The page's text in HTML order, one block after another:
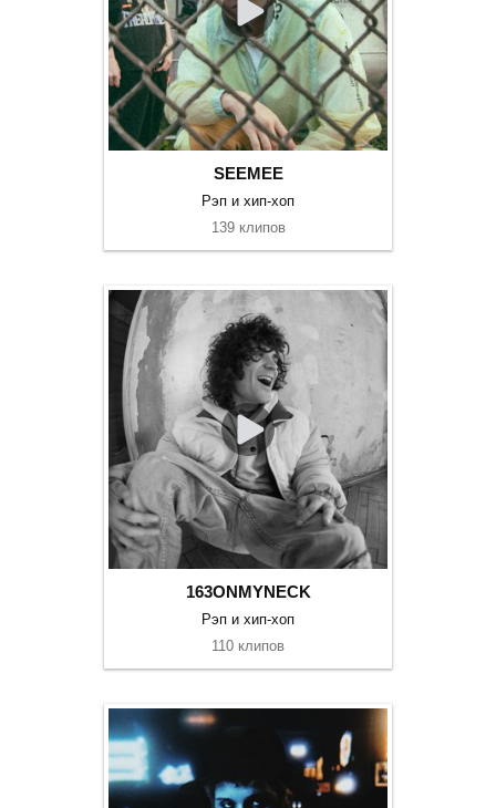
SEEMEE
Рэп и хип-хоп
139 клипов
163ONMYNECK
Рэп и хип-хоп
110 клипов